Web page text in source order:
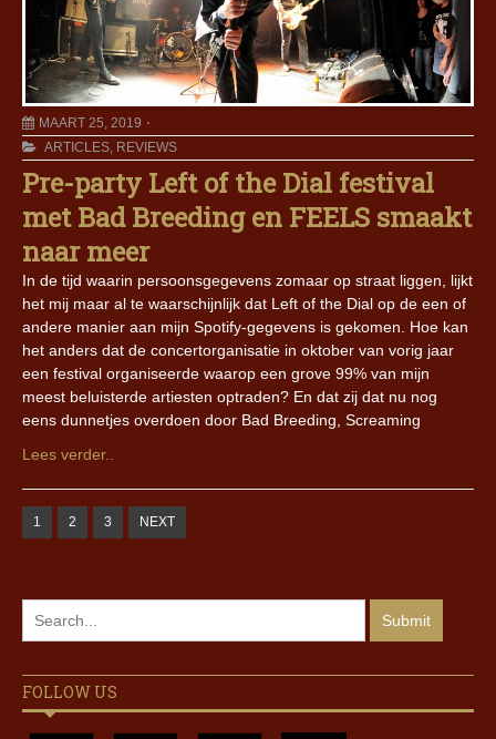
MAART 25, 2019
ARTICLES, REVIEWS
Pre-party Left of the Dial festival
met Bad Breeding en FEELS smaakt
naar meer
In de tijd waarin persoonsgegevens zomaar op straat liggen, lijkt
het mij maar al te waarschijnlijk dat Left of the Dial op de een of
andere manier aan mijn Spotify-gegevens is gekomen. Hoe kan
het anders dat de concertorganisatie in oktober van vorig jaar
een festival organiseerde waarop een grove 99% van mijn
meest beluisterde artiesten optraden? En dat zij dat nu nog
eens dunnetjes overdoen door Bad Breeding, Screaming
Lees verder..
1 2 3 NEXT
FOLLOW US